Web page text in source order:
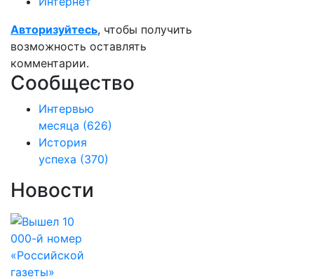
Авторизуйтесь, чтобы получить
возможность оставлять
комментарии.
Сообщество
Интервью
месяца (626)
История
успеха (370)
Новости